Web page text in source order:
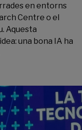
en entorns
Centre o el
. Aquesta
una bona IA ha